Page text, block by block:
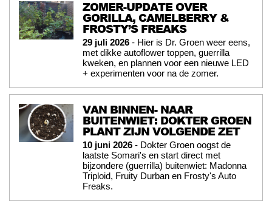
ZOMER-UPDATE OVER
GORILLA, CAMELBERRY &
FROSTY’S FREAKS
29 juli 2026 - Hier is Dr. Groen weer eens,
met dikke autoflower toppen, guerrilla
kweken, en plannen voor een nieuwe LED
+ experimenten voor na de zomer.
VAN BINNEN- NAAR
BUITENWIET: DOKTER GROEN
PLANT ZIJN VOLGENDE ZET
10 juni 2026 - Dokter Groen oogst de
laatste Somari's en start direct met
bijzondere (guerrilla) buitenwiet: Madonna
Triploid, Fruity Durban en Frosty's Auto
Freaks.